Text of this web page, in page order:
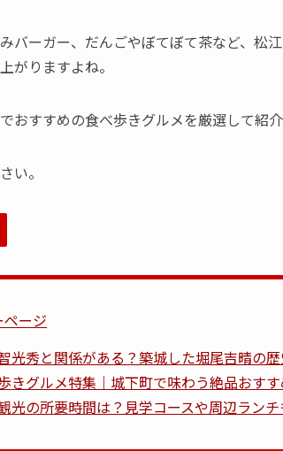
バーガー、だんごやぼてぼて茶など、松
がりますよね。
おすすめの食べ歩きグルメを厳選して紹介
い。
ージ
光秀と関係がある？築城した堀尾吉晴の
きグルメ特集｜城下町で味わう絶品おす
光の所要時間は？見学コースや周辺ランチ